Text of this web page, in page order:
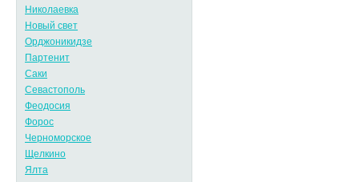
Николаевка
Новый свет
Орджоникидзе
Партенит
Саки
Севастополь
Феодосия
Форос
Черноморское
Щелкино
Ялта